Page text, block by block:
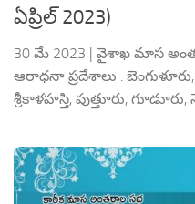
ఏప్రిల్ 2023)
30 మే 2023 | వైశాఖ మాస
ఆరాధనా ప్రదేశాలు :
శ్రీకాళహస్తి, పుత్తూరు,